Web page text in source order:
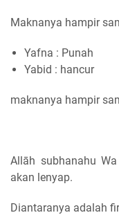
Maknanya hampir
Yafna : Punah
Yabid : hancur
maknanya hampir
Allāh subhanahu
akan lenyap.
Diantaranya adalah